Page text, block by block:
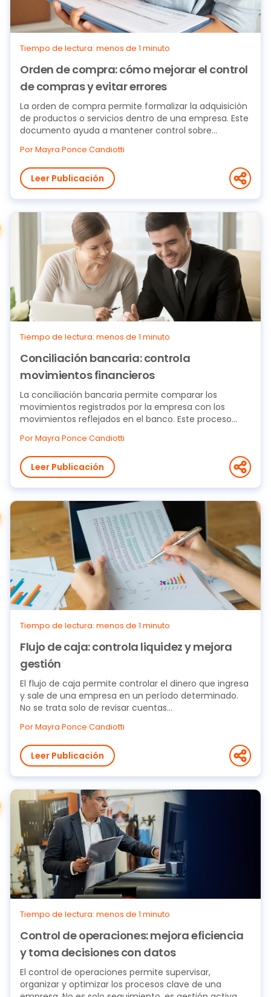
Tiempo de lectura: menos de 1 minuto
Orden de compra: cómo mejorar el control
de compras y evitar errores
La orden de compra permite formalizar la adquisición
de productos o servicios dentro de una empresa. Este
documento ayuda a mantener control sobre...
Por Mayra Ponce Candiotti
Leer Publicación
Tiempo de lectura: menos de 1 minuto
Conciliación bancaria: controla
movimientos financieros
La conciliación bancaria permite comparar los
movimientos registrados por la empresa con los
movimientos reflejados en el banco. Este proceso
Por Mayra Ponce Candiotti
Leer Publicación
Tiempo de lectura: menos de 1 minuto
Flujo de caja: controla liquidez y mejora
gestión
El flujo de caja permite controlar el dinero que ingresa
y sale de una empresa en un período determinado.
No se trata solo de revisar cuentas...
Por Mayra Ponce Candiotti
Leer Publicación
Tiempo de lectura: menos de 1 minuto
Control de operaciones: mejora eficiencia
y toma decisiones con datos
El control de operaciones permite supervisar,
organizar y optimizar los procesos clave de una